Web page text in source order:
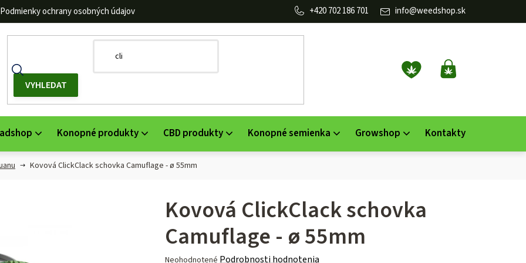
Podmienky ochrany osobných údajov info@weedshop.sk
702 186 701
NÁKUPNÝ
KOŠÍK
Konopné produkty CBD produkty Konopné semienka Growshop Kontakty
Kovová ClickClack schovka Camuflage - ø 55mm
Kovová ClickClack schovka
Camuflage - ø 55mm
Priemerné
Neohodnotené Podrobnosti hodnotenia